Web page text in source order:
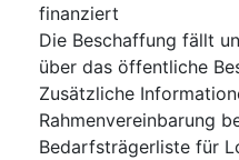
finanziert
Die Beschaffung fällt
über das öffentliche
Zusätzliche
Rahmenvereinbarung
Bedarfsträgerliste für